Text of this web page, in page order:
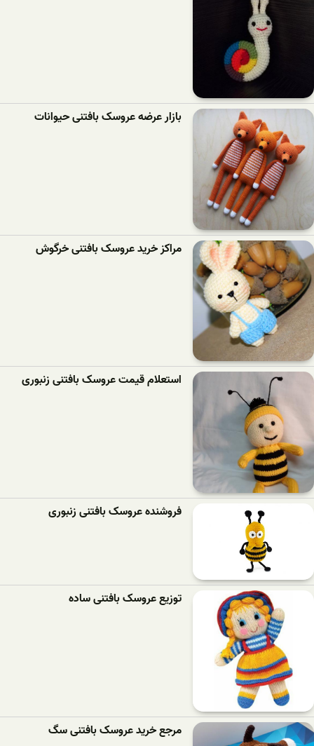
بازار عرضه عروسک بافتنی حیوانات
مراکز خرید عروسک بافتنی خرگوش
استعلام قیمت عروسک بافتنی زنبوری
فروشنده عروسک بافتنی زنبوری
توزیع عروسک بافتنی ساده
مرجع خرید عروسک بافتنی سگ